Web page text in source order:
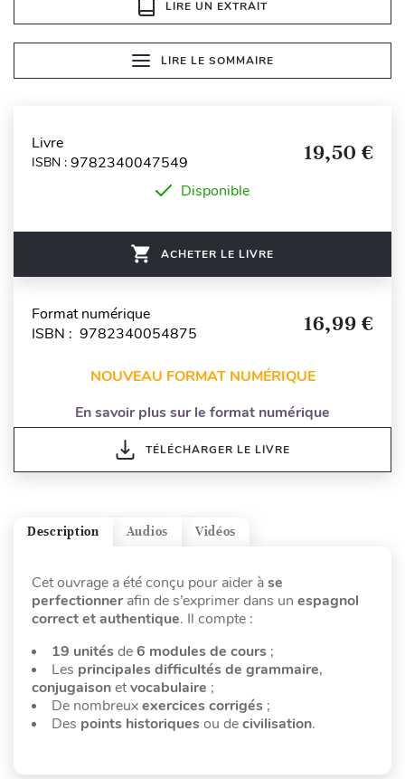
LIRE UN EXTRAIT
LIRE LE SOMMAIRE
Livre
ISBN : 9782340047549 19,50 €
Disponible
ACHETER LE LIVRE
Format numérique
ISBN : 9782340054875
16,99 €
NOUVEAU FORMAT NUMÉRIQUE
En savoir plus sur le format numérique
TÉLÉCHARGER LE LIVRE
Vidéos
Audios
Description
Cet ouvrage a été conçu pour aider àse
perfectionnerafin de s’exprimer dans un espagnol
correct et authentique. Il compte :
19 unités de6 modules de cours ;
Les principales difficultés de grammaire,
conjugaisonetvocabulaire ;
De nombreuxexercices corrigés ;
Des points historiques ou decivilisation.